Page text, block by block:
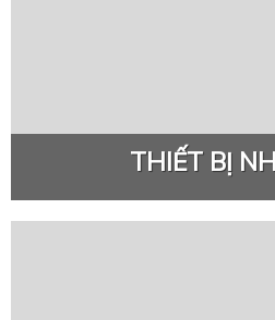
THIẾT BỊ